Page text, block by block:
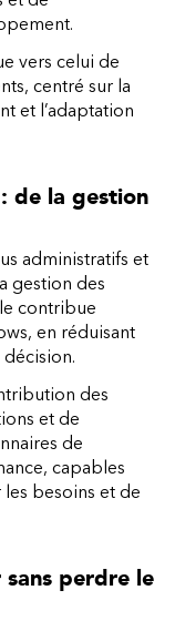
vers celui de
centré sur la
et l’adaptation
de la gestion
administratifs et
gestion des
contribue
en réduisant
des
et de
de
capables
besoins et de
perdre le